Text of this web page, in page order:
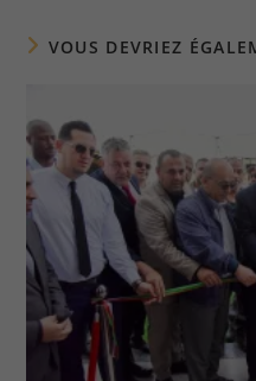
VOUS DEVRIEZ